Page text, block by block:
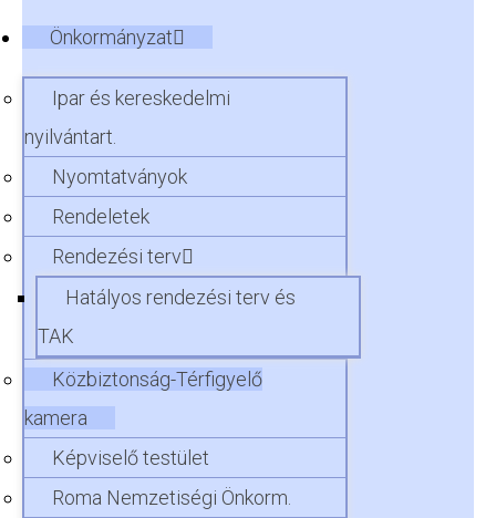
Önkormányzat
Ipar és kereskedelmi
nyilvántart.
Nyomtatványok
Rendeletek
Rendezési terv
Hatályos rendezési terv és
TAK
Közbiztonság-Térfigyelő
kamera
Képviselő testület
Roma Nemzetiségi Önkorm.